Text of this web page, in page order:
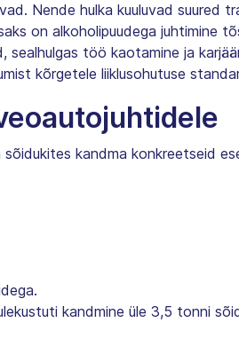
Nende hulka kuuluvad suured
on alkoholipuudega juhtimine
töö kaotamine ja
kõrgetele liiklusohutuse
kandma konkreetseid
kandmine üle 3,5 tonni